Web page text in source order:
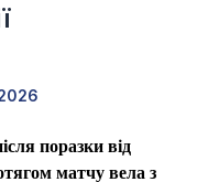
поразки від
матчу вела з